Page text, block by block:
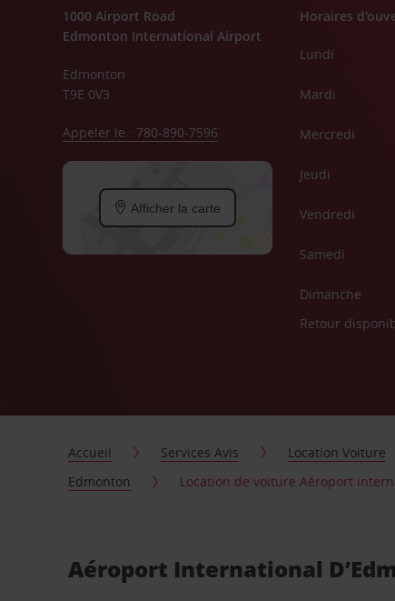
1000 Airport Road
Edmonton International Airport
Edmonton
T9E 0V3
Appeler le : 780-890-7596
Afficher la carte
Horaires
Lundi
Mardi
Mercredi
Jeudi
Vendredi
Samedi
Dimanche
Retour
Accueil Services Avis Location Voiture
Edmonton
Location de voiture Aéroport
Aéroport International